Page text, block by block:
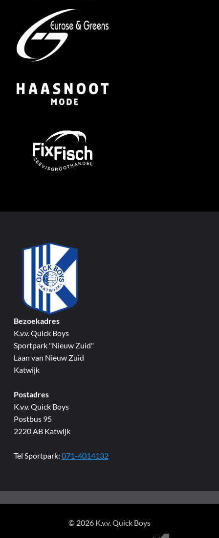
Bezoekadres
K.v.v. Quick Boys
Sportpark "Nieuw Zuid"
Laan van Nieuw Zuid
Katwijk
Postadres
K.v.v. Quick Boys
Postbus 95
2220 AB Katwijk
Tel Sportpark: 071-4014132
© 2026 K.v.v. Quick Boys